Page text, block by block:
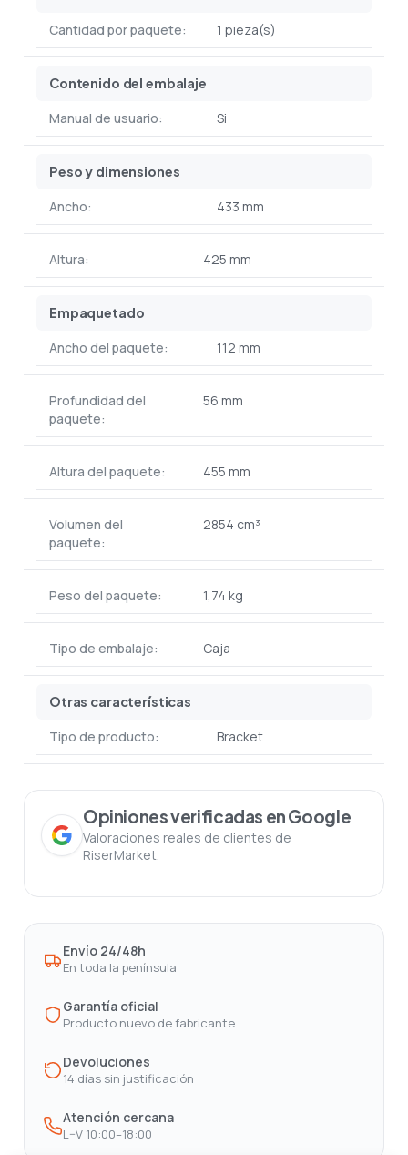
Cantidad por paquete: 1 pieza(s)
Contenido del embalaje
Manual de usuario: Si
Peso y dimensiones
Ancho: 433 mm
Altura: 425 mm
Empaquetado
Ancho del paquete: 112 mm
Profundidad del
paquete:
56 mm
Altura del paquete: 455 mm
Volumen del
paquete:
2854 cm³
Peso del paquete: 1,74 kg
Tipo de embalaje: Caja
Otras características
Tipo de producto: Bracket
Opiniones verificadas en Google
Valoraciones reales de clientes de
RiserMarket.
Envío 24/48h
En toda la península
Garantía oficial
Producto nuevo de fabricante
Devoluciones
14 días sin justificación
Atención cercana
L–V 10:00–18:00